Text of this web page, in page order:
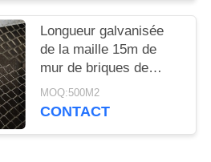
Longueur galvanisée
de la maille 15m de
mur de briques de
maçonnerie de bloc
MOQ:500M2
CONTACT